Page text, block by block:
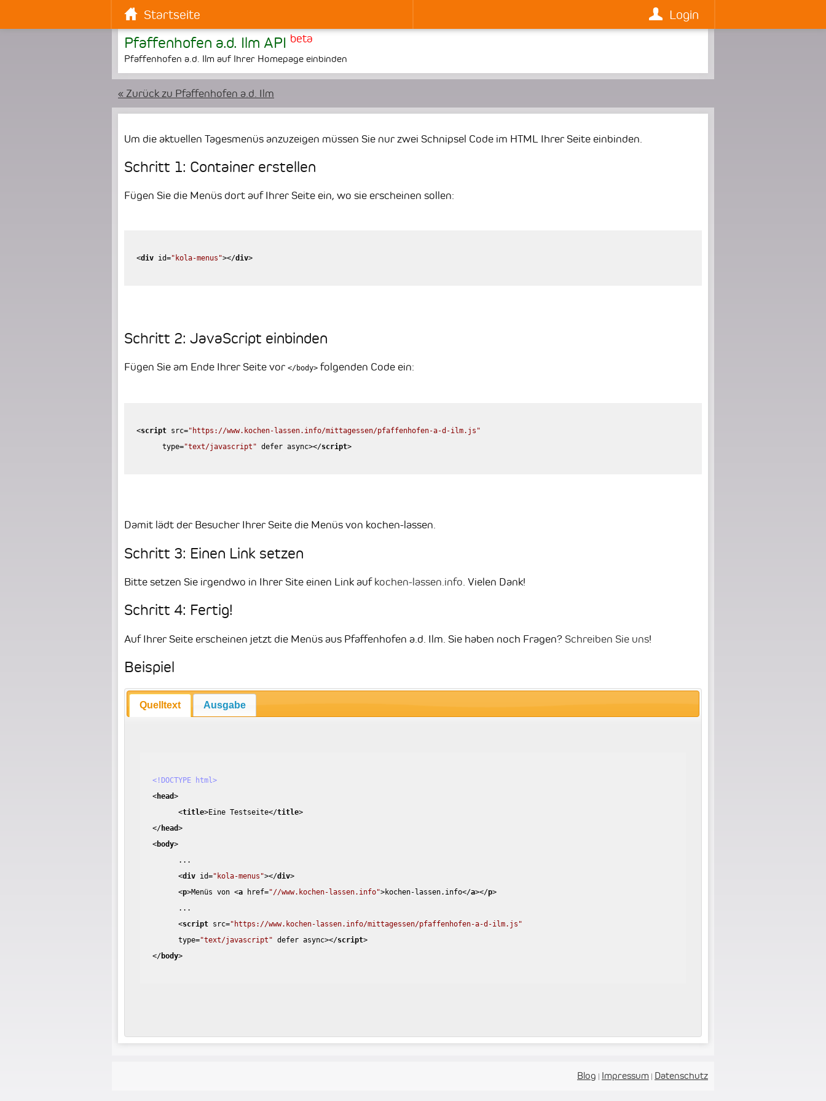
Startseite Login
Pfaffenhofen a.d. Ilm API beta
Pfaffenhofen a.d. Ilm auf Ihrer Homepage einbinden
« Zurück zu Pfaffenhofen a.d. Ilm
Um die aktuellen Tagesmenüs anzuzeigen müssen Sie nur zwei Schnipsel Code im HTML Ihrer Seite einbinden.
Schritt 1: Container erstellen
Fügen Sie die Menüs dort auf Ihrer Seite ein, wo sie erscheinen sollen:
<div id="kola-menus"></div>
Schritt 2: JavaScript einbinden
Fügen Sie am Ende Ihrer Seite vor </body> folgenden Code ein:
<script src="https://www.kochen-lassen.info/mittagessen/pfaffenhofen-a-d-ilm.js"
type="text/javascript" defer async></script>
Damit lädt der Besucher Ihrer Seite die Menüs von kochen-lassen.
Schritt 3: Einen Link setzen
Bitte setzen Sie irgendwo in Ihrer Site einen Link auf kochen-lassen.info. Vielen Dank!
Schritt 4: Fertig!
Auf Ihrer Seite erscheinen jetzt die Menüs aus Pfaffenhofen a.d. Ilm. Sie haben noch Fragen? Schreiben Sie uns!
Beispiel
Quelltext Ausgabe
<!DOCTYPE html>
<head>
<title>Eine Testseite</title>
</head>
<body>
...
<div id="kola-menus"></div>
<p>Menüs von <a href="//www.kochen-lassen.info">kochen-lassen.info</a></p>
...
<script src="https://www.kochen-lassen.info/mittagessen/pfaffenhofen-a-d-ilm.js"
type="text/javascript" defer async></script>
</body>
Blog | Impressum | Datenschutz